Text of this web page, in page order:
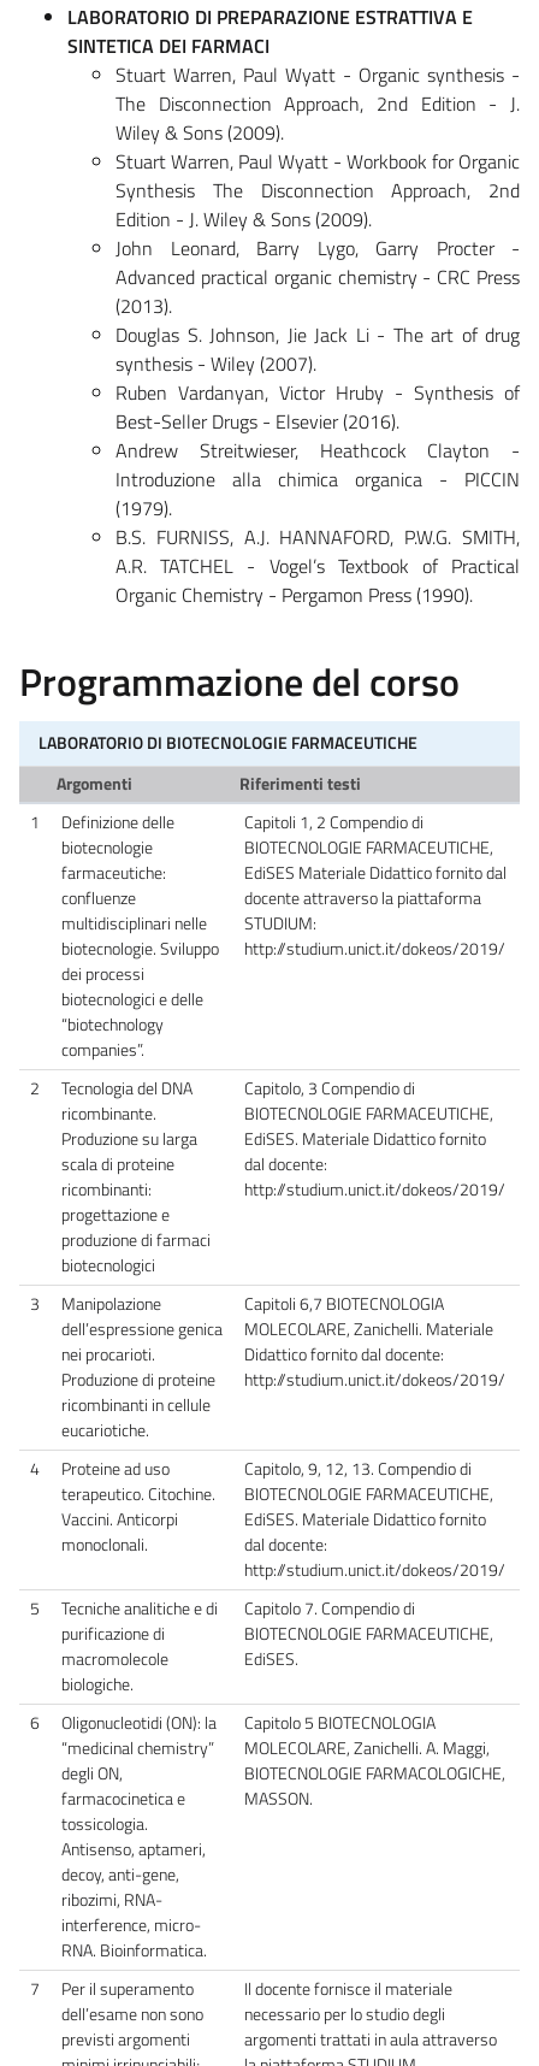
LABORATORIO DI PREPARAZIONE ESTRATTIVA E
SINTETICA DEI FARMACI
Stuart Warren, Paul Wyatt - Organic synthesis -
The Disconnection Approach, 2nd Edition - J.
Wiley & Sons (2009).
Stuart Warren, Paul Wyatt - Workbook for Organic
Synthesis The Disconnection Approach, 2nd
Edition - J. Wiley & Sons (2009).
John Leonard, Barry Lygo, Garry Procter -
Advanced practical organic chemistry - CRC Press
(2013).
Douglas S. Johnson, Jie Jack Li - The art of drug
synthesis - Wiley (2007).
Ruben Vardanyan, Victor Hruby - Synthesis of
Best-Seller Drugs - Elsevier (2016).
Andrew Streitwieser, Heathcock Clayton -
Introduzione alla chimica organica - PICCIN
(1979).
B.S. FURNISS, A.J. HANNAFORD, P.W.G. SMITH,
A.R. TATCHEL - Vogel’s Textbook of Practical
Organic Chemistry - Pergamon Press (1990).
Programmazione del corso
LABORATORIO DI BIOTECNOLOGIE FARMACEUTICHE
Argomenti
Riferimenti testi
1
Definizione delle
biotecnologie
farmaceutiche:
confluenze
multidisciplinari nelle
biotecnologie. Sviluppo
dei processi
biotecnologici e delle
“biotechnology
companies”.
Capitoli 1, 2 Compendio di
BIOTECNOLOGIE FARMACEUTICHE,
EdiSES Materiale Didattico fornito dal
docente attraverso la piattaforma
STUDIUM:
http://studium.unict.it/dokeos/2019/
2
Tecnologia del DNA
ricombinante.
Produzione su larga
scala di proteine
ricombinanti:
progettazione e
produzione di farmaci
biotecnologici
Capitolo, 3 Compendio di
BIOTECNOLOGIE FARMACEUTICHE,
EdiSES. Materiale Didattico fornito
dal docente:
http://studium.unict.it/dokeos/2019/
3
Manipolazione
dell’espressione genica
nei procarioti.
Produzione di proteine
ricombinanti in cellule
eucariotiche.
Capitoli 6,7 BIOTECNOLOGIA
MOLECOLARE, Zanichelli. Materiale
Didattico fornito dal docente:
http://studium.unict.it/dokeos/2019/
4
Proteine ad uso
terapeutico. Citochine.
Vaccini. Anticorpi
monoclonali.
Capitolo, 9, 12, 13. Compendio di
BIOTECNOLOGIE FARMACEUTICHE,
EdiSES. Materiale Didattico fornito
dal docente:
http://studium.unict.it/dokeos/2019/
5
Tecniche analitiche e di
purificazione di
macromolecole
biologiche.
Capitolo 7. Compendio di
BIOTECNOLOGIE FARMACEUTICHE,
EdiSES.
6
Oligonucleotidi (ON): la
“medicinal chemistry”
degli ON,
farmacocinetica e
tossicologia.
Antisenso, aptameri,
decoy, anti-gene,
ribozimi, RNA-
interference, micro-
RNA. Bioinformatica.
Capitolo 5 BIOTECNOLOGIA
MOLECOLARE, Zanichelli. A. Maggi,
BIOTECNOLOGIE FARMACOLOGICHE,
MASSON.
7
Per il superamento
dell’esame non sono
previsti argomenti
Il docente fornisce il materiale
necessario per lo studio degli
argomenti trattati in aula attraverso